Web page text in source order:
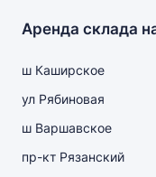
Аренда склада
ш Каширское
ул Рябиновая
ш Варшавское
пр-кт Рязанский